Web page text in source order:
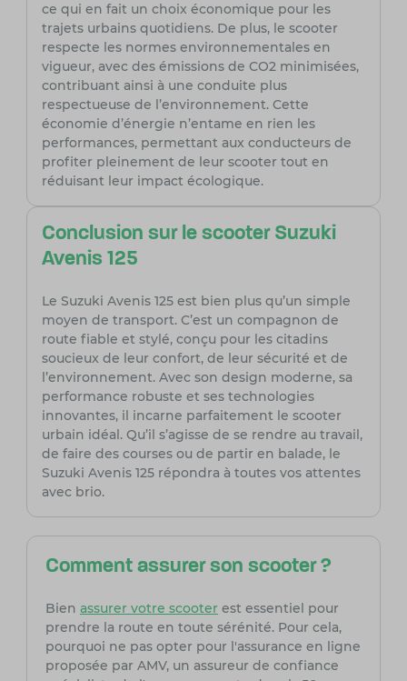
ce qui en fait un choix économique pour les
trajets urbains quotidiens. De plus, le scooter
respecte les normes environnementales en
vigueur, avec des émissions de CO2 minimisées,
contribuant ainsi à une conduite plus
respectueuse de l’environnement. Cette
économie d’énergie n’entame en rien les
performances, permettant aux conducteurs de
profiter pleinement de leur scooter tout en
réduisant leur impact écologique.
Conclusion sur le scooter Suzuki
Avenis 125
Le Suzuki Avenis 125 est bien plus qu’un simple
moyen de transport. C’est un compagnon de
route fiable et stylé, conçu pour les citadins
soucieux de leur confort, de leur sécurité et de
l’environnement. Avec son design moderne, sa
performance robuste et ses technologies
innovantes, il incarne parfaitement le scooter
urbain idéal. Qu’il s’agisse de se rendre au travail,
de faire des courses ou de partir en balade, le
Suzuki Avenis 125 répondra à toutes vos attentes
avec brio.
Comment assurer son scooter ?
Bien assurer votre scooterest essentiel pour
prendre la route en toute sérénité. Pour cela,
pourquoi ne pas opter pour l'assurance en ligne
proposée par AMV, un assureur de confiance